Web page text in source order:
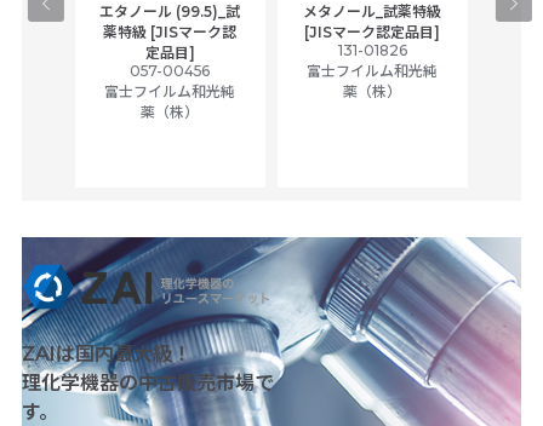
エタノール (99.5)_試
薬特級 [JISマーク認
定品目]
057-00456
富士フイルム和光純
薬（株）
メタノール_試薬特級
[JISマーク認定品目]
131-01826
富士フイルム和光純
薬（株）
ア
ZAIは国内最大級！
理化学機器の中古販売市場で
す。